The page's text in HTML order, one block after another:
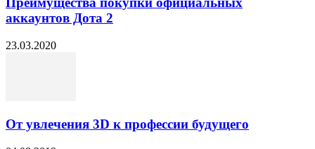
аккаунтов Дота 2
23.03.2020
От увлечения 3D к профессии будущего